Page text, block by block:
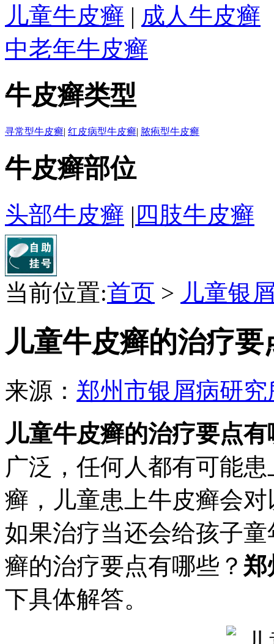
儿童牛皮癣 | 成人牛皮癣
中老年牛皮癣
牛皮癣类型
寻常型牛皮癣| 红皮病型牛皮癣| 脓疱型牛皮癣
牛皮癣部位
头部牛皮癣 | 四肢牛皮癣
当前位置:首页 > 儿童银
儿童牛皮癣的治疗要
来源： 郑州市银屑病研究
儿童牛皮癣的治疗要点
广泛，任何人都有可能
癣，儿童患上牛皮癣会
如果治疗当还会给孩子
癣的治疗要点有哪些？ 郑
下具体解答。